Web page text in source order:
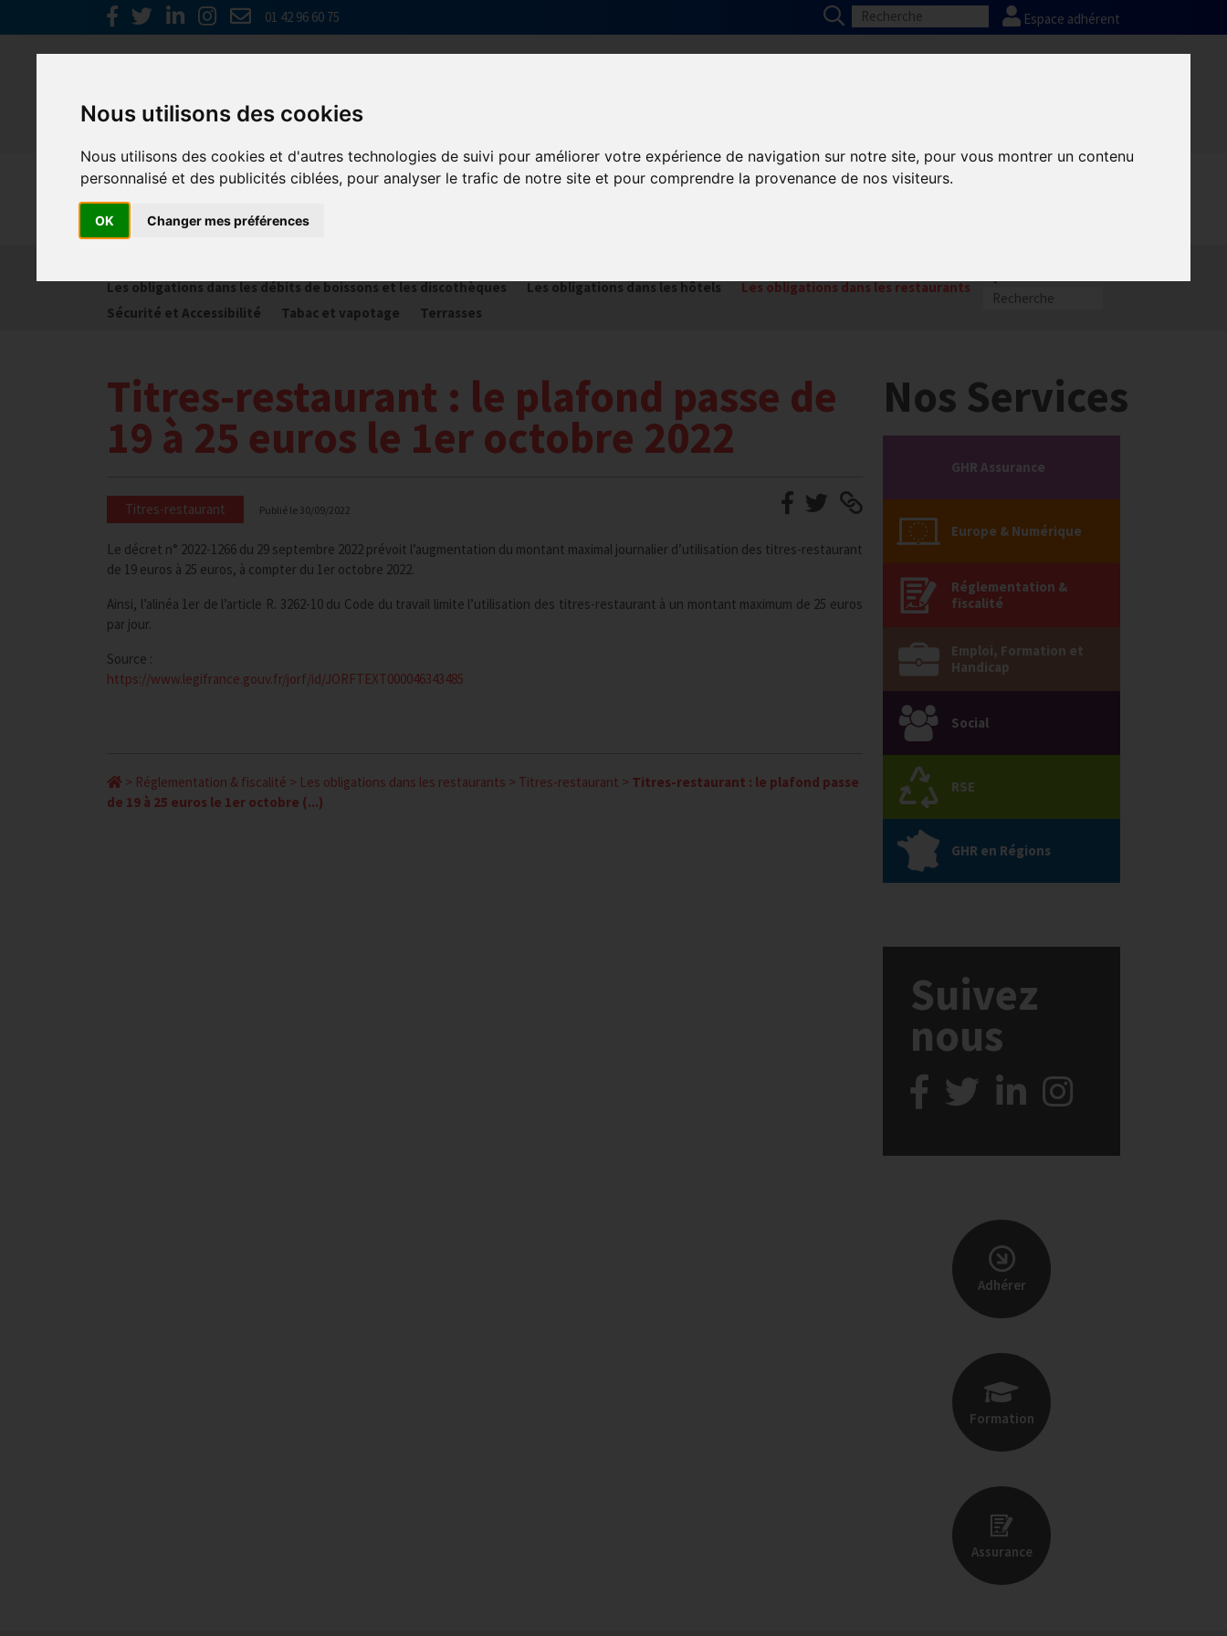
Nous utilisons des cookies
Nous utilisons des cookies et d'autres technologies de suivi pour améliorer votre expérience de navigation sur notre site, pour vous montrer un contenu
personnalisé et des publicités ciblées, pour analyser le trafic de notre site et pour comprendre la provenance de nos visiteurs.
OK Changer mes préférences
01 42 96 60 75 Espace adhérent
Réglementation & fiscalité
Les obligations dans les débits de boissons et les discothèques
Les obligations dans les hôtels
Les obligations dans les restaurants
Sécurité et Accessibilité
Tabac et vapotage Terrasses
Titres-restaurant : le plafond passe de
19 à 25 euros le 1er octobre 2022
Titres-restaurant Publié le 30/09/2022
Le décret n° 2022-1266 du 29 septembre 2022 prévoit l’augmentation du montant maximal journalier d’utilisation des titres-restaurant
de 19 euros à 25 euros, à compter du 1er octobre 2022.
Ainsi, l’alinéa 1er de l’article R. 3262-10 du Code du travail limite l’utilisation des titres-restaurant à un montant maximum de 25 euros
par jour.
Source :
https://www.legifrance.gouv.fr/jorf/id/JORFTEXT000046343485
> Réglementation & fiscalité > Les obligations dans les restaurants > Titres-restaurant > Titres-restaurant : le plafond passe
de 19 à 25 euros le 1er octobre (...)
Nos Services
GHR Assurance
Europe & Numérique
Réglementation &
fiscalité
Emploi, Formation et
Handicap
Social
RSE
GHR en Régions
Suivez
nous
Adhérer
Formation
Assurance